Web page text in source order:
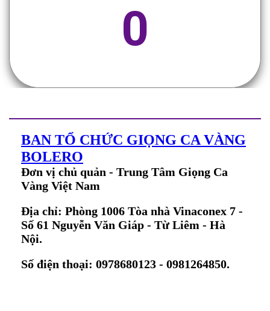
0
BAN TỔ CHỨC GIỌNG CA VÀNG
BOLERO
Đơn vị chủ quản - Trung Tâm Giọng Ca
Vàng Việt Nam
Địa chỉ: Phòng 1006 Tòa nhà Vinaconex 7 -
Số 61 Nguyễn Văn Giáp - Từ Liêm - Hà
Nội.
Số điện thoại: 0978680123 - 0981264850.